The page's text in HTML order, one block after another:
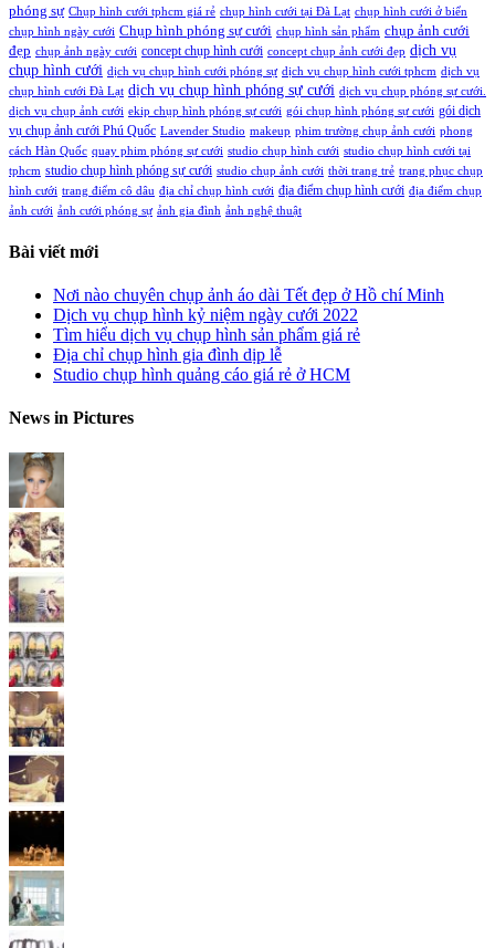
phóng sự Chụp hình cưới tphcm giá rẻ chụp hình cưới tại Đà Lạt chụp hình cưới ở biển
chụp hình ngày cưới Chụp hình phóng sự cưới chụp hình sản phẩm chụp ảnh cưới
đẹp chụp ảnh ngày cưới concept chụp hình cưới concept chụp ảnh cưới đẹp dịch vụ
chụp hình cưới dịch vụ chụp hình cưới phóng sự dịch vụ chụp hình cưới tphcm dịch vụ
chụp hình cưới Đà Lạt dịch vụ chụp hình phóng sự cưới dịch vụ chụp phóng sự cưới.
dịch vụ chụp ảnh cưới ekip chụp hình phóng sự cưới gói chụp hình phóng sự cưới gói dịch
vụ chụp ảnh cưới Phú Quốc Lavender Studio makeup phim trường chụp ảnh cưới phong
cách Hàn Quốc quay phim phóng sự cưới studio chụp hình cưới studio chụp hình cưới tại
tphcm studio chụp hình phóng sự cưới studio chụp ảnh cưới thời trang trẻ trang phục chụp
hình cưới trang điểm cô dâu địa chỉ chụp hình cưới địa điểm chụp hình cưới địa điểm chụp
ảnh cưới ảnh cưới phóng sự ảnh gia đình ảnh nghệ thuật
Bài viết mới
Nơi nào chuyên chụp ảnh áo dài Tết đẹp ở Hồ chí Minh
Dịch vụ chụp hình kỷ niệm ngày cưới 2022
Tìm hiểu dịch vụ chụp hình sản phẩm giá rẻ
Địa chỉ chụp hình gia đình dịp lễ
Studio chụp hình quảng cáo giá rẻ ở HCM
News in Pictures